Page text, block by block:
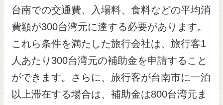
府
繁
体
版
台南での交通費、入場料、食料などの平均消
費額が300台湾元に達する必要があります。
これら条件を満たした旅行会社は、旅行客1
人あたり300台湾元の補助金を申請すること
ができます。さらに、旅行客が台南市に一泊
以上滞在する場合は、補助金は800台湾元ま